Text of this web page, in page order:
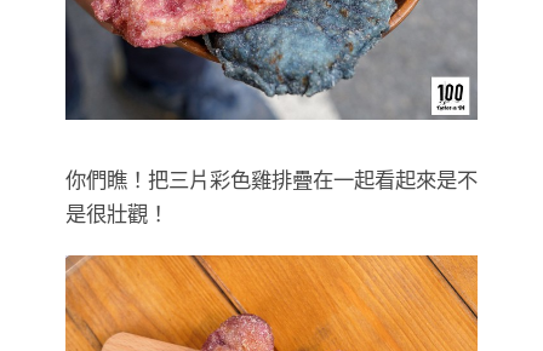
你們瞧！把三片彩色雞排疊在一起看起來是不
是很壯觀！